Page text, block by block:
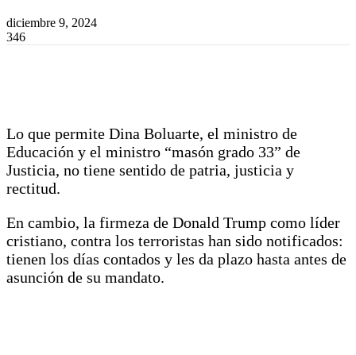
diciembre 9, 2024
346
Lo que permite Dina Boluarte, el ministro de
Educación y el ministro “masón grado 33” de
Justicia, no tiene sentido de patria, justicia y
rectitud.
En cambio, la firmeza de Donald Trump como líder
cristiano, contra los terroristas han sido notificados:
tienen los días contados y les da plazo hasta antes de
asunción de su mandato.